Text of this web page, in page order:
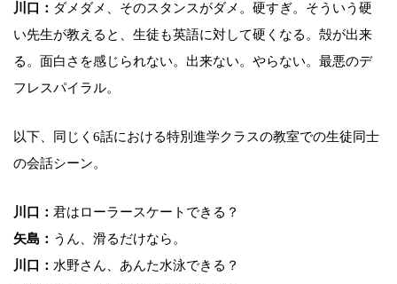
川口： ダメダメ、そのスタンスがダメ。硬すぎ。そういう硬
い先生が教えると、生徒も英語に対して硬くなる。殻が出来
る。面白さを感じられない。出来ない。やらない。最悪のデ
フレスパイラル。
以下、同じく6話における特別進学クラスの教室での生徒同士
の会話シーン。
川口： 君はローラースケートできる？
矢島： うん、滑るだけなら。
川口： 水野さん、あんた水泳できる？